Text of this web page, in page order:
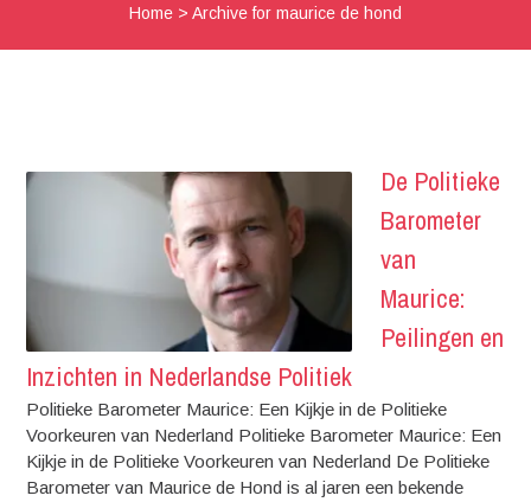
Home> Archive for maurice de hond
De Politieke
Barometer
van
Maurice:
Peilingen en
Inzichten in Nederlandse Politiek
Politieke Barometer Maurice: Een Kijkje in de Politieke
Voorkeuren van Nederland Politieke Barometer Maurice: Een
Kijkje in de Politieke Voorkeuren van Nederland De Politieke
Barometer van Maurice de Hond is al jaren een bekende